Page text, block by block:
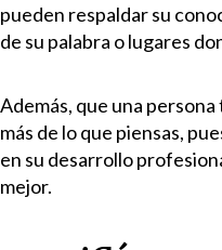
pueden respaldar su
de su palabra o lugares
Además, que una
más de lo que piensas,
en su desarrollo
mejor.